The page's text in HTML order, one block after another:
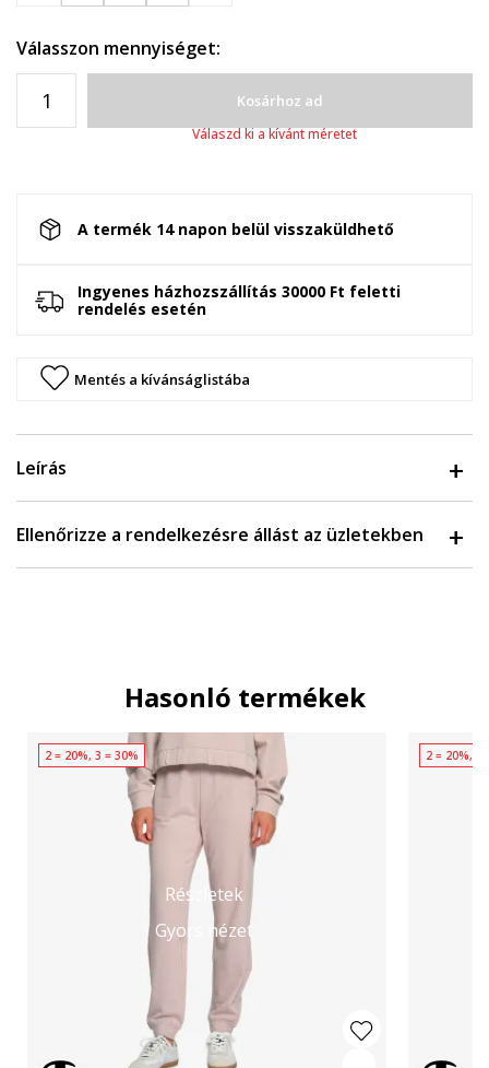
Válasszon mennyiséget:
Kosárhoz ad
Válaszd ki a kívánt méretet
A termék 14 napon belül visszaküldhető
Ingyenes házhozszállítás 30000 Ft feletti
rendelés esetén
Mentés a kívánságlistába
Leírás
Ellenőrizze a rendelkezésre állást az üzletekben
Hasonló termékek
Részletek
Gyors nézet
2 = 20%, 3 = 30% 2 = 20%, 3